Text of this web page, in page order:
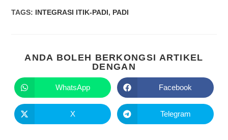
TAGS: INTEGRASI ITIK-PADI, PADI
ANDA BOLEH BERKONGSI ARTIKEL
DENGAN
WhatsApp Facebook
X Telegram